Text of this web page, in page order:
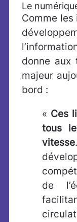
Le
Comme
donne aux
majeur
bord :
« Ces
tous
vitesse
de